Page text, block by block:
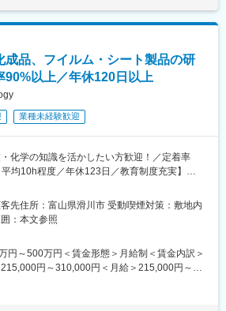
す。
の経験を活かして採用担当への挑戦や社内向
ことある職種への挑戦も可能となっているな
準備されています。
e-ラーニング）：携帯電話やPCから24時間
に技術系の動画やテキストを用いて勉強が可
設計やプログラミングなど幅広いトピックスを
定める業務
、TGA）など
社員もおり、仕事を通じて技術や知識を身に着
※
て幅広い場面でご活躍の想定や、個々人の希
わせて、自動車メーカーや製薬メーカー、半
機関など様々なご準備があります。
機、高分子、材料、錯体、触媒、天然物、電
分析、単離・精製、成分分析、構造解析、バリ
ど）
になります。年間休日120日以上を確保してお
お時間もしっかりと確保できる環境の準備が
成品、フイルム・シート製品の研
以上／年休120日以上
業種未経験歓迎
・化学の知識を活かしたい方歓迎！／定着率
均10h程度／年休123日／教育制度充実】
る化学メーカー様にて、化成品、フイルム・シ
補助業務をお任せします。
／シート製品の研究開発補助業務＞
（原料、実験器具等）
先住所：富山県滑川市 受動喫煙対策：敷地内
：本文参照
円～500万円＜賃金形態＞月給制＜賃金内訳＞
円～310,000円＜月給＞215,000円～